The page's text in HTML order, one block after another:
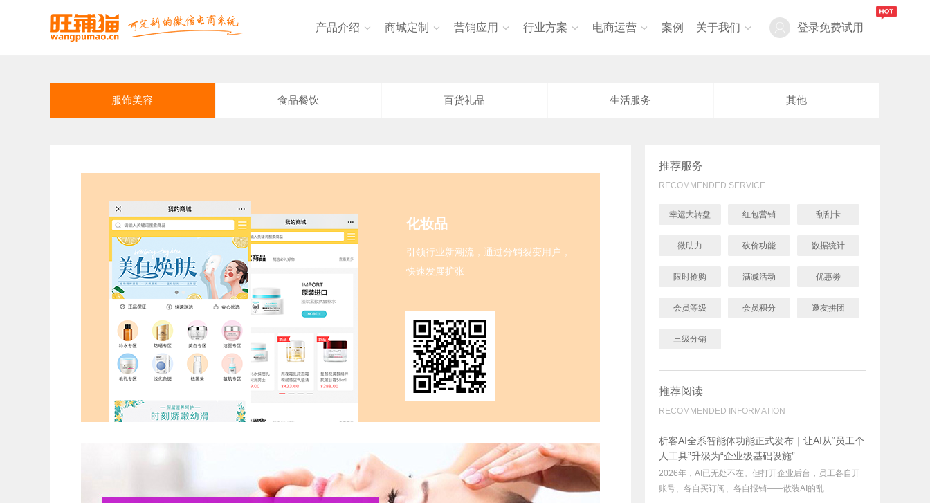
产品介绍  商城定制  营销应用  行业方案  电商运营  案例 关于我们  登录免费试用
服饰美容 食品餐饮 百货礼品 生活服务 其他
化妆品
引领行业新潮流，通过分销裂变用户，
快速发展扩张
推荐服务
RECOMMENDED SERVICE
幸运大转盘 红包营销 刮刮卡
微助力 砍价功能 数据统计
限时抢购 满减活动 优惠劵
会员等级 会员积分 邀友拼团
三级分销
推荐阅读
RECOMMENDED INFORMATION
析客AI全系智能体功能正式发布｜让AI从“员工个
人工具”升级为“企业级基础设施”
2026年，AI已无处不在。但打开企业后台，员工各自开
账号、各自买订阅、各自报销——散装AI的乱 ...